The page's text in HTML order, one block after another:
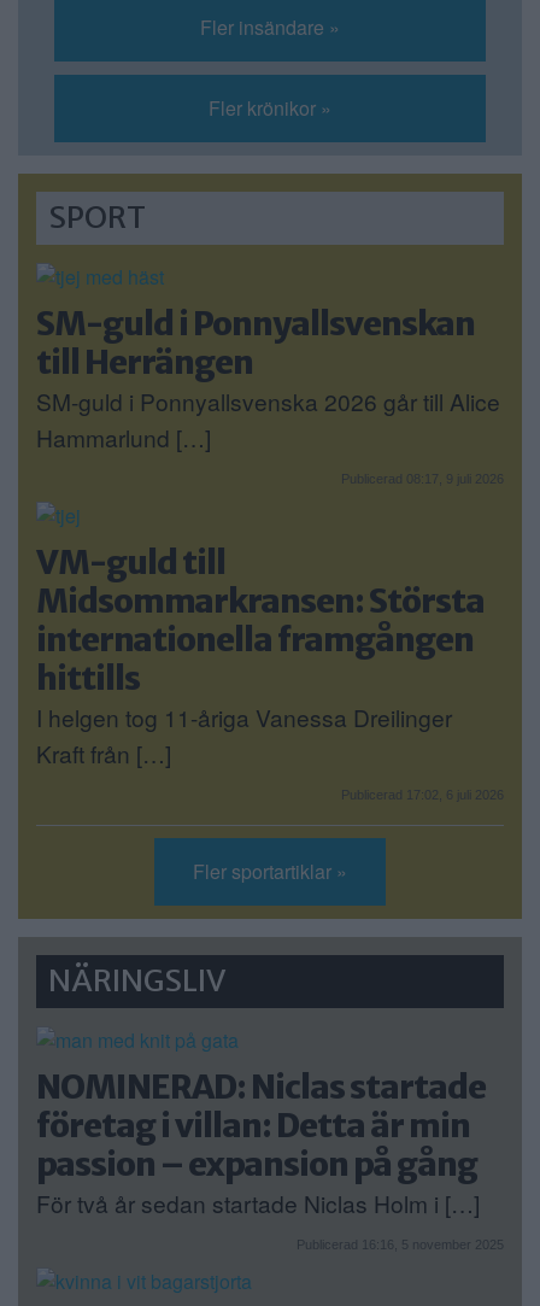
Fler insändare »
Fler krönikor »
SPORT
SM-guld i Ponnyallsvenskan
till Herrängen
SM-guld i Ponnyallsvenska 2026 går till Alice
Hammarlund […]
Publicerad 08:17, 9 juli 2026
VM-guld till
Midsommarkransen: Största
internationella framgången
hittills
I helgen tog 11-åriga Vanessa Dreilinger
Kraft från […]
Publicerad 17:02, 6 juli 2026
Fler sportartiklar »
NÄRINGSLIV
NOMINERAD: Niclas startade
företag i villan: Detta är min
passion – expansion på gång
För två år sedan startade Niclas Holm i […]
Publicerad 16:16, 5 november 2025